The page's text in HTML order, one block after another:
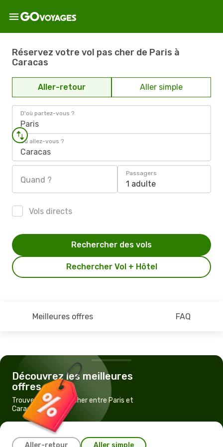
Réservez votre vol pas cher de Paris à
Caracas
Aller-retour Aller simple
D'où partez-vous ?
Paris
Où allez-vous ?
Caracas
Quand ?
Passagers
1 adulte
Vols directs
Rechercher Vol + Hôtel
Rechercher des vols
Meilleures offres FAQ
Découvrez les meilleures
offres
Trouvez un vol pas cher entre Paris et
Caracas
Aller-retour Aller simple